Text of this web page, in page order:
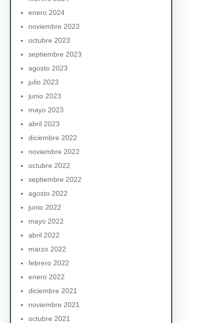
enero 2024
noviembre 2023
octubre 2023
septiembre 2023
agosto 2023
julio 2023
junio 2023
mayo 2023
abril 2023
diciembre 2022
noviembre 2022
octubre 2022
septiembre 2022
agosto 2022
junio 2022
mayo 2022
abril 2022
marzo 2022
febrero 2022
enero 2022
diciembre 2021
noviembre 2021
octubre 2021